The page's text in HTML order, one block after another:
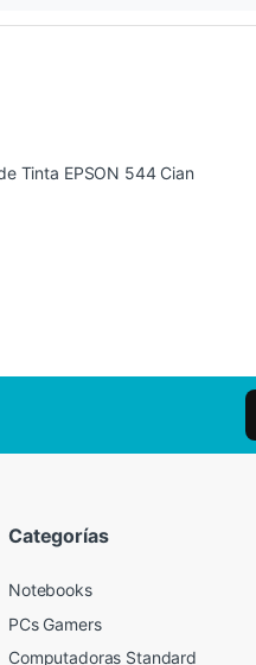
Tinta EPSON 544 Cian
Categorías
Notebooks
PCs Gamers
Computadoras Standard